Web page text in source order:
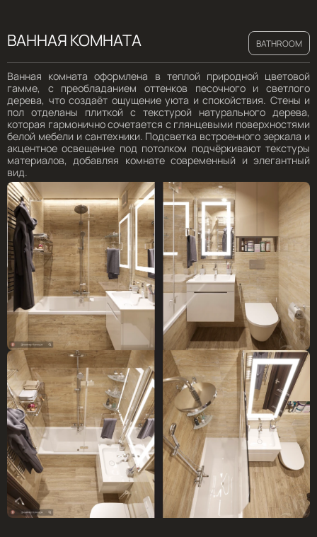
ВАННАЯ КОМНАТА BATHROOM
Ванная комната оформлена в теплой природной цветовой
гамме, с преобладанием оттенков песочного и светлого
дерева, что создаёт ощущение уюта и спокойствия. Стены и
пол отделаны плиткой с текстурой натурального дерева,
которая гармонично сочетается с глянцевыми поверхностями
белой мебели и сантехники. Подсветка встроенного зеркала и
акцентное освещение под потолком подчёркивают текстуры
материалов, добавляя комнате современный и элегантный
вид.